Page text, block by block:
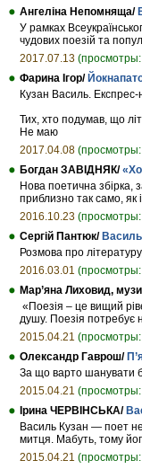
Ангеліна Непомняща/
У рамках
чудових поезій та
2017.07.13
Фарина Ігор/
Кузан Василь.
Тих, хто подумав, що
Не маю
2017.04.08
Богдан ЗАВІДНЯК/
Нова поетична збірка,
приблизно так само, як
2016.10.23
Сергій Пантюк/ Василь
Розмова про
2016.03.01 (просмотры:
Мар’яна Лиховид,
«Поезія – це вищий
душу. Поезія потребує
2015.04.21
Олександр Гаврош/
За що варто шанувати
2015.04.21
Ірина ЧЕРВІНСЬКА/
Василь Кузан — поет
митця. Мабуть, тому
2015.04.21